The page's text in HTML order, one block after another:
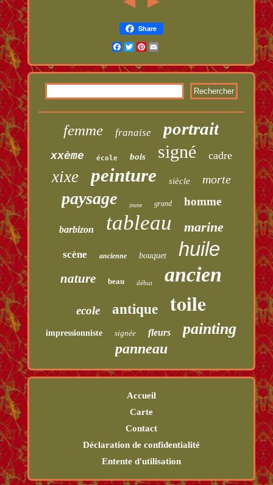
Share
Facebook
TwitterPinterest
femme franaise portrait
xxème école bois signé cadre
xixe peinture siècle morte
paysage jeune grand homme
barbizon tableau marine
scène ancienne bouquet huile
nature beau début ancien
ecole antique toile
impressionniste signée fleurs painting
panneau
Accueil
Carte
Contact
Déclaration de confidentialité
Entente d'utilisation